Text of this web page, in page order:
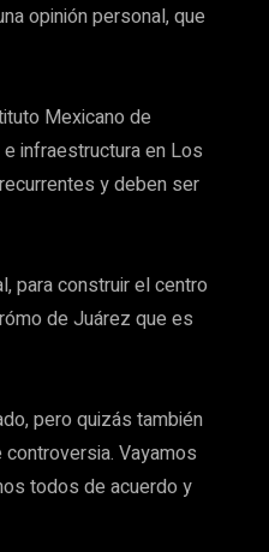
opinión personal, que
Mexicano de
infraestructura en Los
y deben ser
para construir el centro
de Juárez que es
pero quizás también
Vayamos
todos de acuerdo y